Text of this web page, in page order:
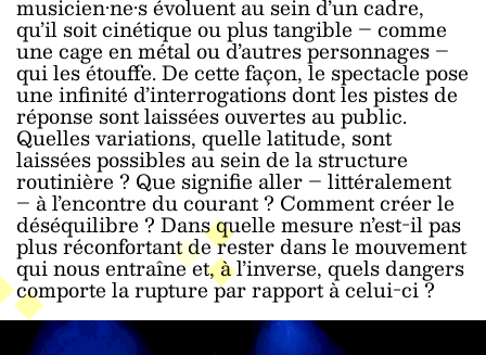
qu’il soit cinétique ou plus tangible – comme
une cage en métal ou d’autres personnages –
qui les étouffe. De cette façon, le spectacle pose
une infinité d’interrogations dont les pistes de
réponse sont laissées ouvertes au public.
Quelles variations, quelle latitude, sont
laissées possibles au sein de la structure
routinière ? Que signifie aller – littéralement
– à l’encontre du courant ? Comment créer le
déséquilibre ? Dans quelle mesure n’est-il pas
plus réconfortant de rester dans le mouvement
qui nous entraîne et, à l’inverse, quels dangers
comporte la rupture par rapport à celui-ci ?